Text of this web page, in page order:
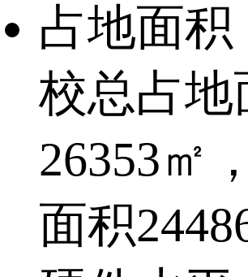
占地面积
校总占地
26353㎡
面积